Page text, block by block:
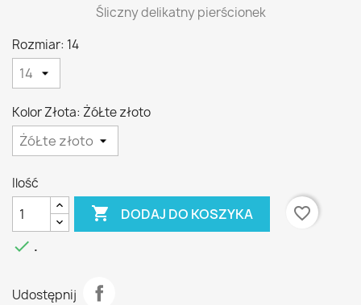
Śliczny delikatny pierścionek
Rozmiar: 14
Kolor Złota: ŻóŁte złoto
Ilość
 DODAJ DO KOSZYKA
favorite_border
 .
Udostępnij